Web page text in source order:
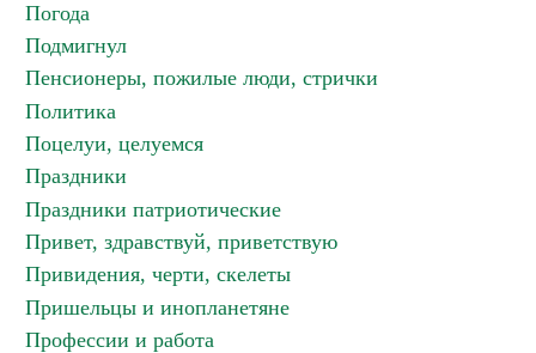
Погода
Подмигнул
Пенсионеры, пожилые люди, стрички
Политика
Поцелуи, целуемся
Праздники
Праздники патриотические
Привет, здравствуй, приветствую
Привидения, черти, скелеты
Пришельцы и инопланетяне
Профессии и работа